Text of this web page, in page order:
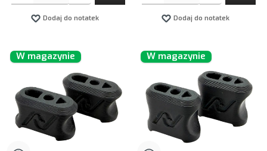
Dodaj do notatek Dodaj do notatek
W magazynie W magazynie